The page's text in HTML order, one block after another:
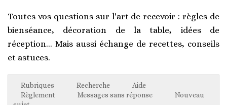
Toutes vos questions sur l'art de recevoir : règles de
bienséance, décoration de la table, idées de
réception... Mais aussi échange de recettes, conseils
et astuces.
Rubriques Recherche
Aide
Règlement
Messages sans réponse
Nouveau